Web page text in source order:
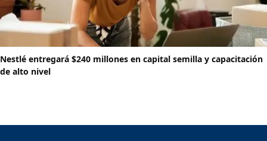
Nestlé entregará $240 millones en capital semilla y capacitación
de alto nivel